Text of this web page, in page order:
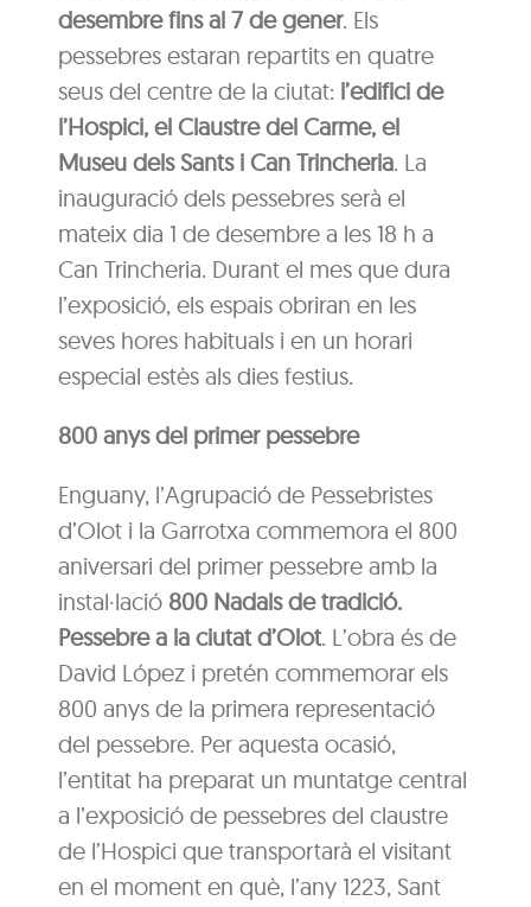
desembre fins al 7 de gener. Els
pessebres estaran repartits en quatre
seus del centre de la ciutat: l’edifici de
l’Hospici, el Claustre del Carme, el
Museu dels Sants i Can Trincheria. La
inauguració dels pessebres serà el
mateix dia 1 de desembre a les 18 h a
Can Trincheria. Durant el mes que dura
l’exposició, els espais obriran en les
seves hores habituals i en un horari
especial estès als dies festius.
800 anys del primer pessebre
Enguany, l’Agrupació de Pessebristes
d’Olot i la Garrotxa commemora el 800
aniversari del primer pessebre amb la
instal·lació 800 Nadals de tradició.
Pessebre a la ciutat d’Olot. L’obra és de
David López i pretén commemorar els
800 anys de la primera representació
del pessebre. Per aquesta ocasió,
l’entitat ha preparat un muntatge central
a l’exposició de pessebres del claustre
de l’Hospici que transportarà el visitant
en el moment en què, l’any 1223, Sant